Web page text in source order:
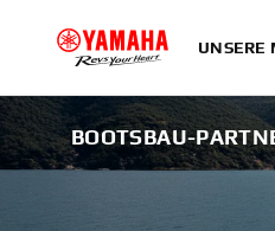
UNSERE
BOOTSBAU-